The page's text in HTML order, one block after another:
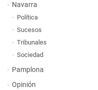
Navarra
Política
Sucesos
Tribunales
Sociedad
Pamplona
Opinión